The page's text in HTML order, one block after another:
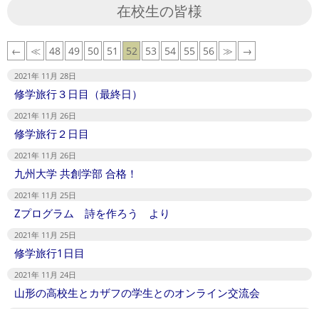
在校生の皆様
← ≪ 48 49 50 51 52 53 54 55 56 ≫ →
2021年 11月 28日
修学旅行３日目（最終日）
2021年 11月 26日
修学旅行２日目
2021年 11月 26日
九州大学 共創学部 合格！
2021年 11月 25日
Zプログラム 詩を作ろう より
2021年 11月 25日
修学旅行1日目
2021年 11月 24日
山形の高校生とカザフの学生とのオンライン交流会